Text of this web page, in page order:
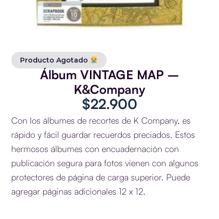
Producto Agotado
Álbum VINTAGE MAP –
K&Company
$22.900
Con los álbumes de recortes de K Company, es
rápido y fácil guardar recuerdos preciados. Estos
hermosos álbumes con encuadernación con
publicación segura para fotos vienen con algunos
protectores de página de carga superior. Puede
agregar páginas adicionales 12 x 12.